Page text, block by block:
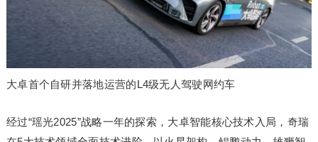
大卓首个自研并落地运营的L4级无人驾驶网约车
经过“瑶光2025”战略一年的探索，大卓智能核心技术入局，奇瑞